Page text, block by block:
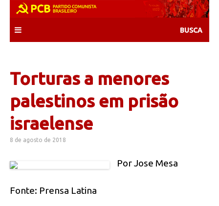
content
Torturas a menores
palestinos em prisão
israelense
8 de agosto de 2018
Por Jose Mesa
Fonte: Prensa Latina